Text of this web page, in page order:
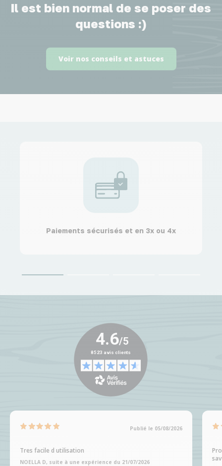
Il est bien normal de se poser des
questions :)
Voir nos conseils et astuces
Paiements sécurisés et en 3x ou 4x
Publié le 05/08/2026
Tres facile d utilisation
NOELLA D, suite à une expérience du 21/07/2026